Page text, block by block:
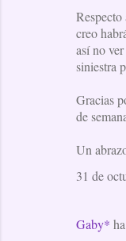
creo
así no
siniestra
Gracias
de
Un
31 de
Gaby*